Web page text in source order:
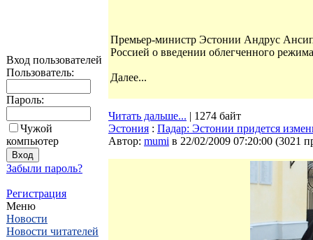
Вход пользователей
Пользователь:
Пароль:
Чужой
компьютер
Забыли пароль?
Регистрация
Меню
Новости
Новости читателей
Премьер-министр Эстонии Андрус Ансип
Россией о введении облегченного
Далее...
Читать дальше... | 1274 байт
Эстония : Падар: Эстонии придется
Автор: mumi в 22/02/2009 07:20:00 (3021